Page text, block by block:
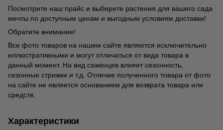
Посмотрите наш прайс и выберите растения для вашего сада
мечты по доступным ценам и выгодным условиям доставки!
Обратите внимание!
Все фото товаров на нашем сайте являются исключительно
иллюстративными и могут отличаться от вида товара в
данный момент. На вид саженцев влияет сезонность,
сезонные стрижки и т.д. Отличие полученного товара от фото
на сайте не является основанием для возврата товара или
средств.
Характеристики